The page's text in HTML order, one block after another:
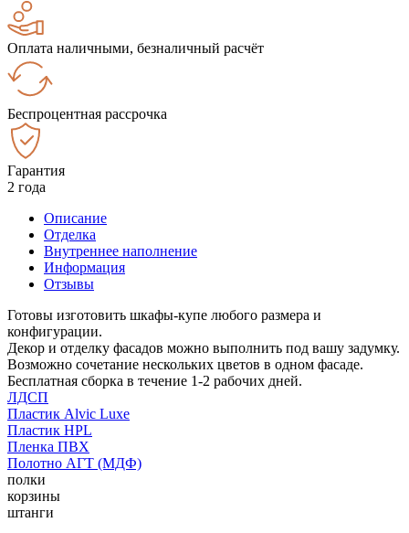
Оплата наличными, безналичный расчёт
Беспроцентная рассрочка
Гарантия
2 года
Описание
Отделка
Внутреннее наполнение
Информация
Отзывы
Готовы изготовить шкафы-купе любого размера и
конфигурации.
Декор и отделку фасадов можно выполнить под вашу задумку.
Возможно сочетание нескольких цветов в одном фасаде.
Бесплатная сборка в течение 1-2 рабочих дней.
ЛДСП
Пластик Alvic Luxe
Пластик HPL
Пленка ПВХ
Полотно АГТ (МДФ)
полки
корзины
штанги